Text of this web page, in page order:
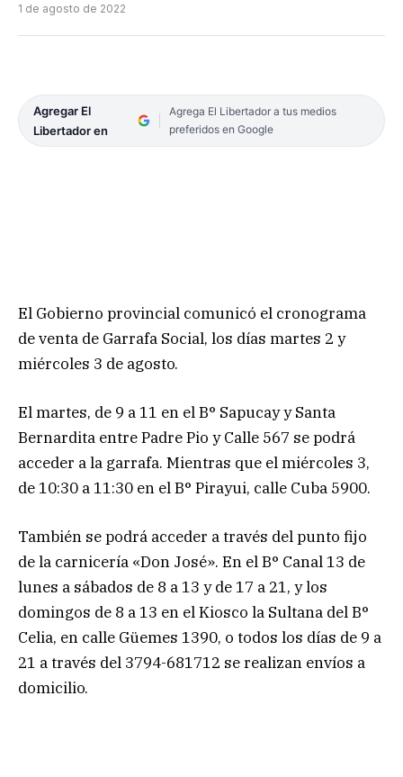
1 de agosto de 2022
Agregar El
Libertador en
Agrega El Libertador a tus medios
preferidos en Google
El Gobierno provincial comunicó el cronograma
de venta de Garrafa Social, los días martes 2 y
miércoles 3 de agosto.
El martes, de 9 a 11 en el B° Sapucay y Santa
Bernardita entre Padre Pio y Calle 567 se podrá
acceder a la garrafa. Mientras que el miércoles 3,
de 10:30 a 11:30 en el B° Pirayui, calle Cuba 5900.
También se podrá acceder a través del punto fijo
de la carnicería «Don José». En el B° Canal 13 de
lunes a sábados de 8 a 13 y de 17 a 21, y los
domingos de 8 a 13 en el Kiosco la Sultana del B°
Celia, en calle Güemes 1390, o todos los días de 9 a
21 a través del 3794-681712 se realizan envíos a
domicilio.